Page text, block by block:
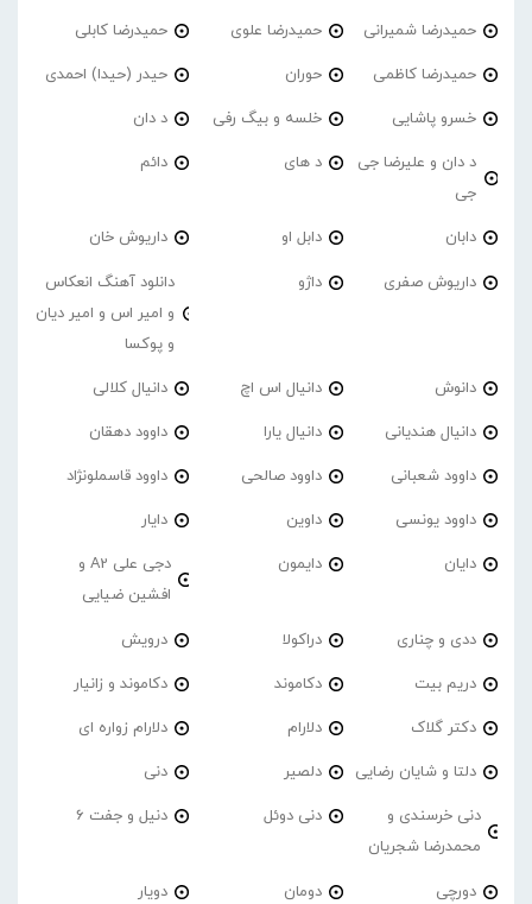
حمیدرضا شمیرانی حمیدرضا علوی حمیدرضا کابلی
حمیدرضا کاظمی حوران حیدر (حیدا) احمدی
خسرو پاشایی خلسه و بیگ رفی د دان
د دان و علیرضا جی
جی
د های دائم
دابان دابل او داریوش خان
داریوش صفری داژو
دانلود آهنگ انعکاس
و امیر اس و امیر دیان
و پوکسا
دانوش دانیال اس اچ دانیال کلالی
دانیال هندیانی دانیال یارا داوود دهقان
داوود شعبانی داوود صالحی داوود قاسملونژاد
داوود یونسی داوین دایار
دایان دایمون
دجی علی A2 و
افشین ضیایی
ددی و چناری دراکولا درویش
دریم بیت دکاموند دکاموند و زانیار
دکتر گلاک دلارام دلارام زواره ای
دلتا و شایان رضایی دلصیر دنی
دنی خرسندی و
محمدرضا شجریان
دنی دوئل دنیل و جفت 6
دورچی دومان دویار